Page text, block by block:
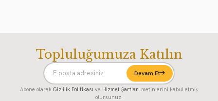
Topluluğumuza Katılın
Devam Et
Abone olarak Gizlilik Politikası ve Hizmet Şartları metinlerini kabul etmiş
olursunuz.